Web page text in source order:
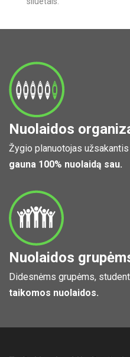
Nuolaidos
Žygio planuotojas
gauna 100% nuolaidą sau.
Nuolaidos
Didesnėms grupėms,
taikomos nuolaidos.